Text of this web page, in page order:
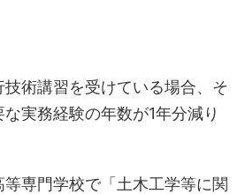
技術講習を受けている場合、そ
実務経験の年数が1年分減り
専門学校で「土木工学等に関